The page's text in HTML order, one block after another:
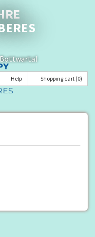
Bottwartal
Help Shopping cart (0)